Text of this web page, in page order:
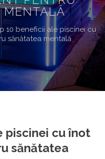
MENTALĂ
10 beneficii ale piscinei cu
sănătatea mentală
piscinei cu înot
sănătatea